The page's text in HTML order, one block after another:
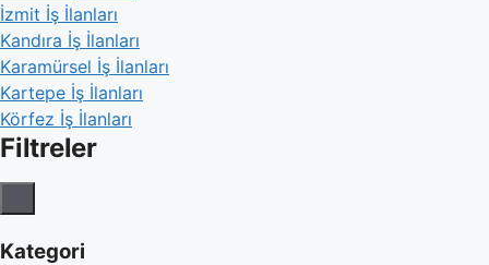
İzmit İş İlanları
Kandıra İş İlanları
Karamürsel İş İlanları
Kartepe İş İlanları
Körfez İş İlanları
Filtreler
Kategori